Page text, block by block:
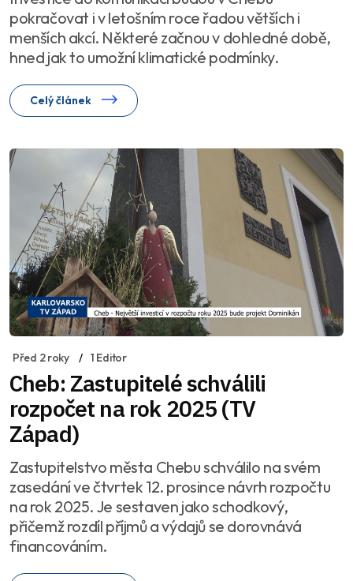
pokračovat i v letošním roce řadou větších i
menších akcí. Některé začnou v dohledné době,
hned jak to umožní klimatické podmínky.
Celý článek
Před 2 roky 1 Editor
Cheb: Zastupitelé schválili
rozpočet na rok 2025 (TV
Západ)
Zastupitelstvo města Chebu schválilo na svém
zasedání ve čtvrtek 12. prosince návrh rozpočtu
na rok 2025. Je sestaven jako schodkový,
přičemž rozdíl příjmů a výdajů se dorovnává
financováním.